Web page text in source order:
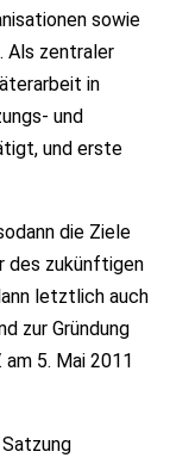
sowie
Als zentraler
in
und
und erste
die Ziele
des zukünftigen
letztlich auch
zur Gründung
5. Mai 2011